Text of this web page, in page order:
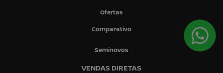
Ofertas
Comparativo
Seminovos
VENDAS DIRETAS